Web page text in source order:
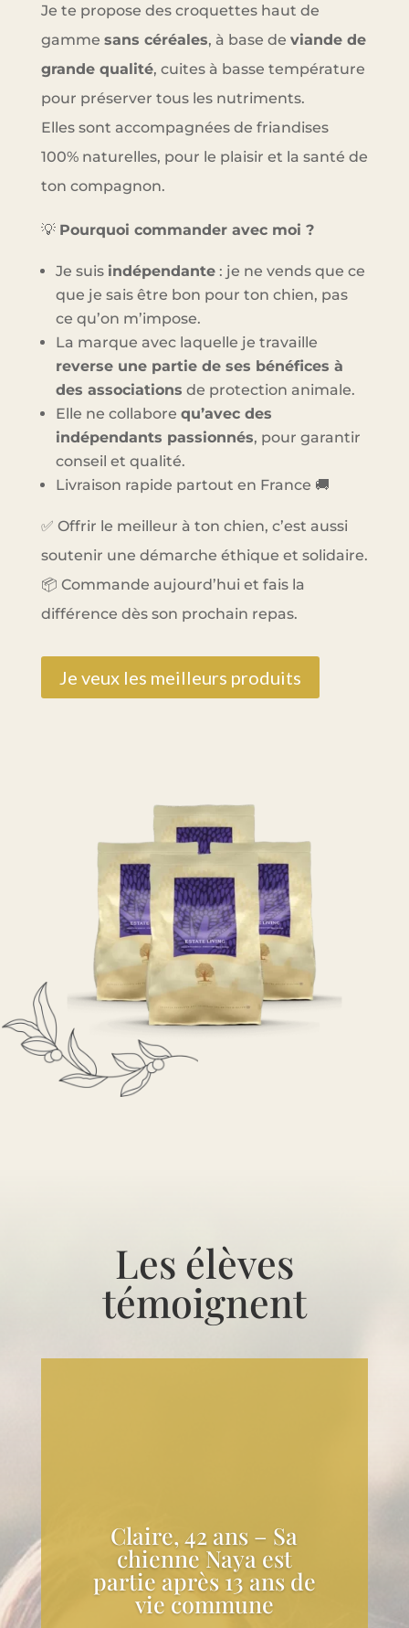
Je te propose des croquettes haut de
gamme sans céréales, à base de viande de
grande qualité, cuites à basse température
pour préserver tous les nutriments.
Elles sont accompagnées de friandises
100% naturelles, pour le plaisir et la santé de
ton compagnon.
💡 Pourquoi commander avec moi ?
Je suis indépendante: je ne vends que ce
que je sais être bon pour ton chien, pas
ce qu’on m’impose.
La marque avec laquelle je travaille
reverse une partie de ses bénéfices à
des associations de protection animale.
Elle ne collabore qu’avec des
indépendants passionnés, pour garantir
conseil et qualité.
Livraison rapide partout en France 🚚
✅ Offrir le meilleur à ton chien, c’est aussi
soutenir une démarche éthique et solidaire.
📦 Commande aujourd’hui et fais la
différence dès son prochain repas.
Je veux les meilleurs produits
Les élèves
témoignent
Claire, 42 ans – Sa
chienne Naya est
partie après 13 ans de
vie commune